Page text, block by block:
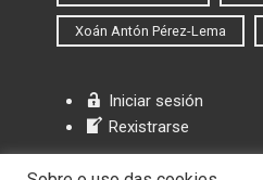
Xoán Antón Pérez-Lema
Iniciar sesión
Rexistrarse